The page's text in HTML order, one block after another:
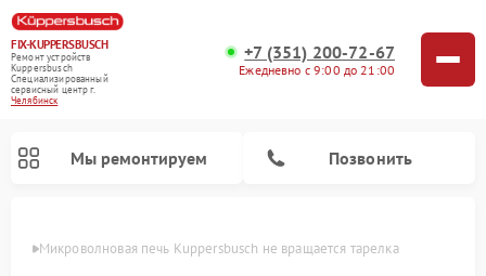
FIX-KUPPERSBUSCH
Ремонт устройств
Kuppersbusch
Специализированный
cервисный центр г.
Челябинск
+7 (351) 200-72-67
Ежедневно с 9:00 до 21:00
Мы ремонтируем Позвонить
Микроволновая печь Kuppersbusch не вращается тарелка